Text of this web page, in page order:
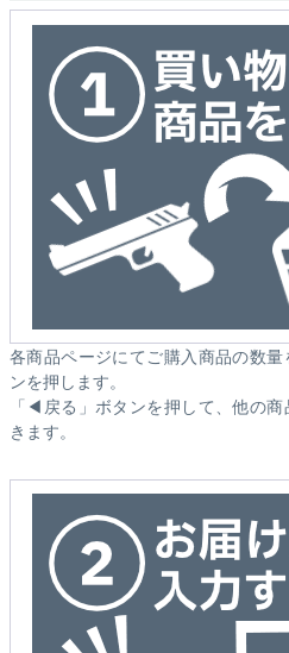
各商品ページにてご購入商品の数
ンを押します。
「◀戻る」ボタンを押して、他の
きます。